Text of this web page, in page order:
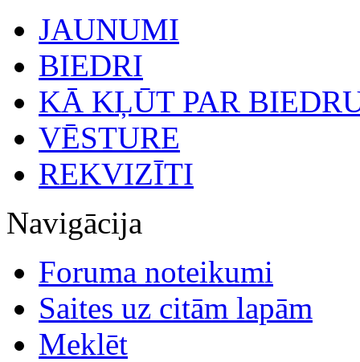
JAUNUMI
BIEDRI
KĀ KĻŪT PAR
VĒSTURE
REKVIZĪTI
Navigācija
Foruma noteikumi
Saites uz citām lapām
Meklēt